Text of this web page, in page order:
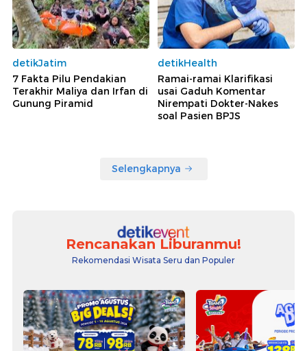
detikJatim
7 Fakta Pilu Pendakian
Terakhir Maliya dan Irfan di
Gunung Piramid
detikHealth
Ramai-ramai Klarifikasi
usai Gaduh Komentar
Nirempati Dokter-Nakes
soal Pasien BPJS
Selengkapnya
Rencanakan Liburanmu!
Rekomendasi Wisata Seru dan Populer